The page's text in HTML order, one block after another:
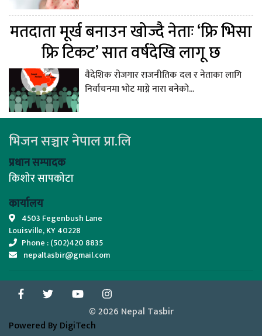
मतदाता मूर्ख बनाउन खोज्दै नेताः ‘फ्रि भिसा
फ्रि टिकट’ सात वर्षदेखि लागू छ
वैदेशिक रोजगार राजनीतिक दल र नेताका लागि
निर्वाचनमा भोट माग्ने नारा बनेको...
भिजन सञ्चार नेपाल प्रा.लि
प्रधान सम्पादक
किशोर सापकोटा
कार्यालय
4503 Fegenbush Lane
Louisville, KY 40228
Phone : (502)420 8835
nepaltasbir@gmail.com
© 2026 Nepal Tasbir
Powered By DigiTech